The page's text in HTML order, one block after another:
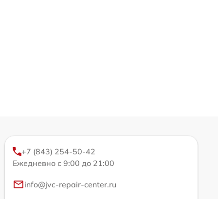
+7 (843) 254-50-42
Ежедневно с 9:00 до 21:00
info@jvc-repair-center.ru